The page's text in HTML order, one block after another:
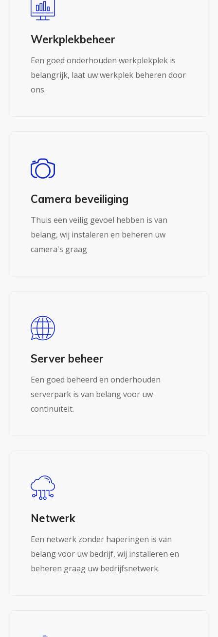
Werkplekbeheer
Een goed onderhouden werkplekplek is
belangrijk, laat uw werkplek beheren door
ons.
Camera beveiliging
Thuis een veilig gevoel hebben is van
belang, wij instaleren en beheren uw
camera's graag
Server beheer
Een goed beheerd en onderhouden
serverpark is van belang voor uw
continuïteit.
Netwerk
Een netwerk zonder haperingen is van
belang voor uw bedrijf, wij installeren en
beheren graag uw bedrijfsnetwerk.